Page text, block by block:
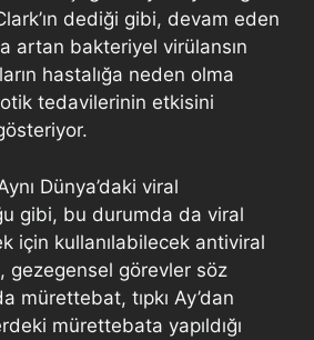
dediği gibi, devam eden
artan bakteriyel virülansın
hastalığa neden olma
tedavilerinin etkisini
Dünya’daki viral
gibi, bu durumda da viral
için kullanılabilecek antiviral
gezegensel görevler söz
mürettebat, tıpkı Ay’dan
mürettebata yapıldığı